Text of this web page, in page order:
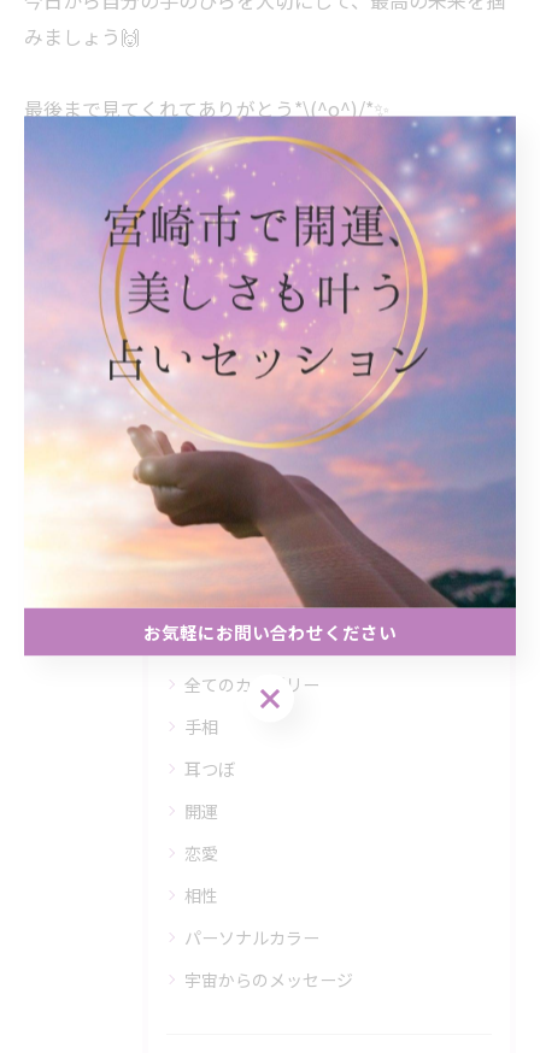
みましょう🙌
最後まで見てくれてありがとう*\(^o^)/*✨
いいね・コメントうれしいな☺️💕
#手相
宮崎市で手相を詳しく鑑定
一覧に戻る 次のページ >
カテゴリー Categories
全てのカテゴリー
手相
耳つぼ
開運
恋愛
相性
パーソナルカラー
宇宙からのメッセージ
お気軽にお問い合わせください
お気軽にお問い合わせください